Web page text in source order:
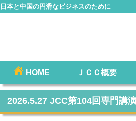
日本と中国の円滑なビジネスのために
メインメニュー
HOME ＪＣＣ概要
2026.5.27 JCC第104回専門講